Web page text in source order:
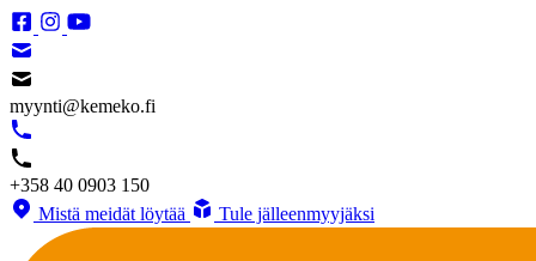
myynti@kemeko.fi
+358 40 0903 150
Mistä meidät löytää
Tule jälleenmyyjäksi